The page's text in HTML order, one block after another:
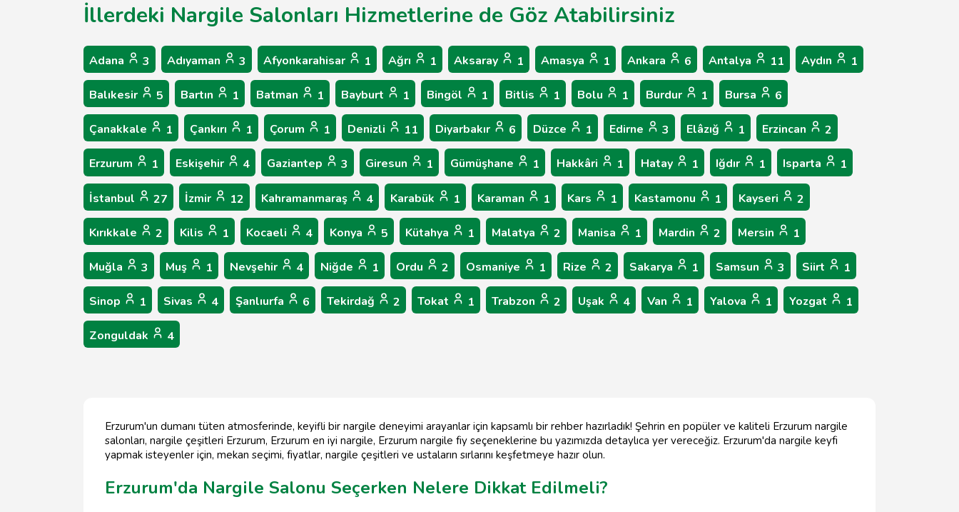
İllerdeki Nargile Salonları Hizmetlerine de Göz Atabilirsiniz
Adana 3 Adıyaman 3 Afyonkarahisar 1 Ağrı 1 Aksaray 1 Amasya 1 Ankara 6 Antalya 11 Aydın 1
Balıkesir 5 Bartın 1 Batman 1 Bayburt 1 Bingöl 1 Bitlis 1 Bolu 1 Burdur 1 Bursa 6
Çanakkale 1 Çankırı 1 Çorum 1 Denizli 11 Diyarbakır 6 Düzce 1 Edirne 3 Elâzığ 1 Erzincan 2
Erzurum 1 Eskişehir 4 Gaziantep 3 Giresun 1 Gümüşhane 1 Hakkâri 1 Hatay 1 Iğdır 1 Isparta 1
İstanbul 27 İzmir 12 Kahramanmaraş 4 Karabük 1 Karaman 1 Kars 1 Kastamonu 1 Kayseri 2
Kırıkkale 2 Kilis 1 Kocaeli 4 Konya 5 Kütahya 1 Malatya 2 Manisa 1 Mardin 2 Mersin 1
Muğla 3 Muş 1 Nevşehir 4 Niğde 1 Ordu 2 Osmaniye 1 Rize 2 Sakarya 1 Samsun 3 Siirt 1
Sinop 1 Sivas 4 Şanlıurfa 6 Tekirdağ 2 Tokat 1 Trabzon 2 Uşak 4 Van 1 Yalova 1 Yozgat 1
Zonguldak 4
Erzurum'un dumanı tüten atmosferinde, keyifli bir nargile deneyimi arayanlar için kapsamlı bir rehber hazırladık! Şehrin en popüler ve kaliteli Erzurum nargile
salonları, nargile çeşitleri Erzurum, Erzurum en iyi nargile, Erzurum nargile fiy seçeneklerine bu yazımızda detaylıca yer vereceğiz. Erzurum'da nargile keyfi
yapmak isteyenler için, mekan seçimi, fiyatlar, nargile çeşitleri ve ustaların sırlarını keşfetmeye hazır olun.
Erzurum'da Nargile Salonu Seçerken Nelere Dikkat Edilmeli?